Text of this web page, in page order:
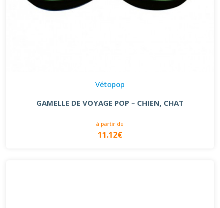
Vétopop
GAMELLE DE VOYAGE POP – CHIEN, CHAT
à partir de
11.12€